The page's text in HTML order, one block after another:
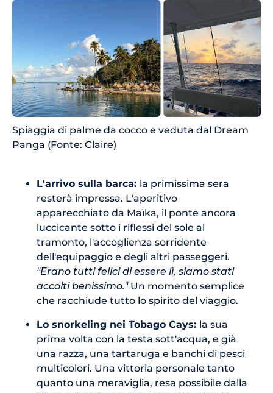
Spiaggia di palme da cocco e veduta dal Dream
Panga (Fonte: Claire)
L'arrivo sulla barca: la primissima sera
resterà impressa. L'aperitivo
apparecchiato da Maïka, il ponte ancora
luccicante sotto i riflessi del sole al
tramonto, l'accoglienza sorridente
dell'equipaggio e degli altri passeggeri.
"Erano tutti felici di essere lì, siamo stati
accolti benissimo."Un momento semplice
che racchiude tutto lo spirito del viaggio.
Lo snorkeling nei Tobago Cays: la sua
prima volta con la testa sott'acqua, e già
una razza, una tartaruga e banchi di pesci
multicolori. Una vittoria personale tanto
quanto una meraviglia, resa possibile dalla